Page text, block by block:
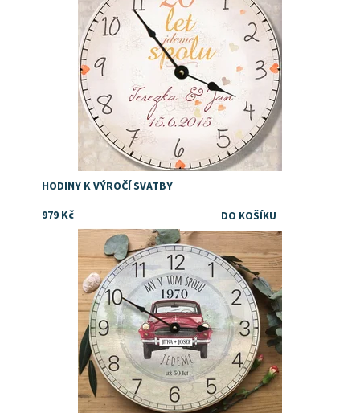
HODINY K VÝROČÍ SVATBY
979 Kč
Dárek k výročí svatby s veteránem staré škodovky
Dostupnost:
Skladem
Značka:
DejDar